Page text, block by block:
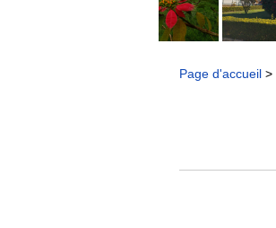
Page d'accueil>